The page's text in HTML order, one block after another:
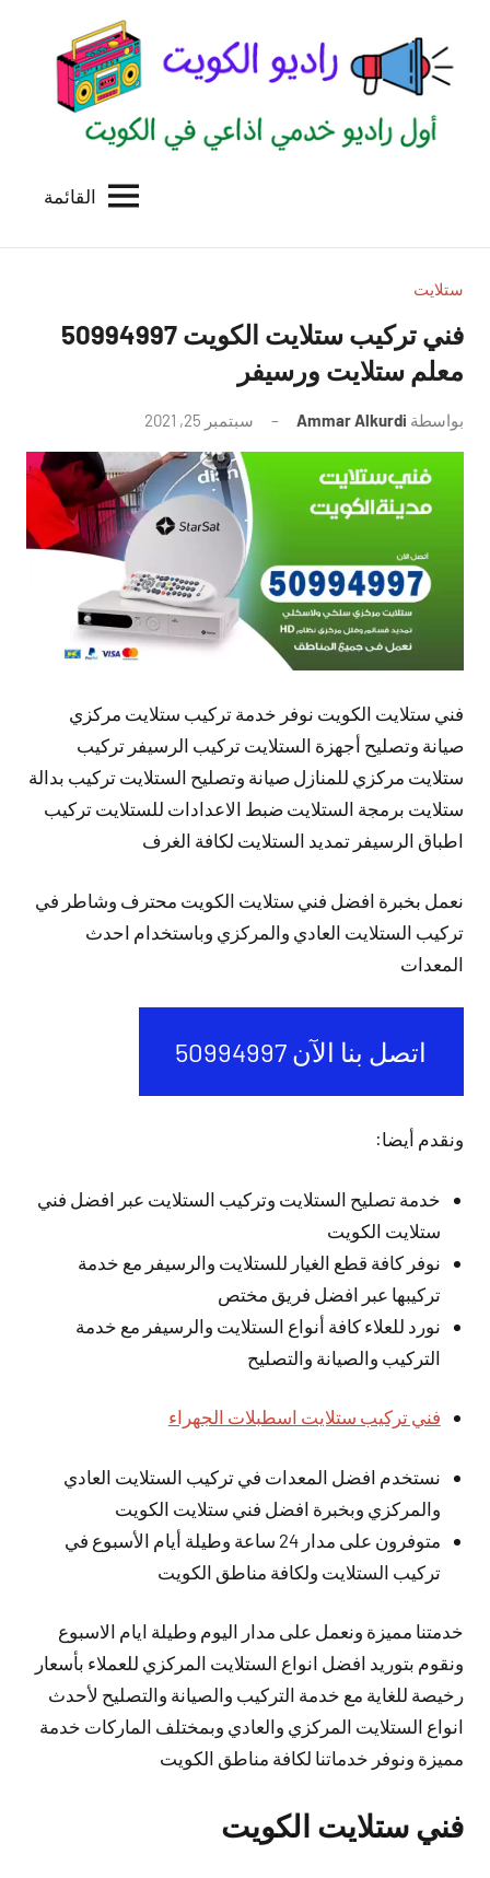
المحتوى
الكويت
للاعلانات
بالكويت
القائمة
ستلايت
فني تركيب ستلايت الكويت 50994997
معلم ستلايت ورسيفر
بواسطة Ammar Alkurdi سبتمبر 25, 2021
توجد
تعليقات
فني ستلايت الكويت نوفر خدمة تركيب ستلايت مركزي
صيانة وتصليح أجهزة الستلايت تركيب الرسيفر تركيب
ستلايت مركزي للمنازل صيانة وتصليح الستلايت تركيب بدالة
ستلايت برمجة الستلايت ضبط الاعدادات للستلايت تركيب
اطباق الرسيفر تمديد الستلايت لكافة الغرف
نعمل بخبرة افضل فني ستلايت الكويت محترف وشاطر في
تركيب الستلايت العادي والمركزي وباستخدام احدث
المعدات
اتصل بنا الآن 50994997
ونقدم أيضا:
خدمة تصليح الستلايت وتركيب الستلايت عبر افضل فني
ستلايت الكويت
نوفر كافة قطع الغيار للستلايت والرسيفر مع خدمة
تركيبها عبر افضل فريق مختص
نورد للعلاء كافة أنواع الستلايت والرسيفر مع خدمة
التركيب والصيانة والتصليح
فني تركيب ستلايت اسطبلات الجهراء
نستخدم افضل المعدات في تركيب الستلايت العادي
والمركزي وبخبرة افضل فني ستلايت الكويت
متوفرون على مدار 24 ساعة وطيلة أيام الأسبوع في
تركيب الستلايت ولكافة مناطق الكويت
خدمتنا مميزة ونعمل على مدار اليوم وطيلة ايام الاسبوع
ونقوم بتوريد افضل انواع الستلايت المركزي للعملاء بأسعار
رخيصة للغاية مع خدمة التركيب والصيانة والتصليح لأحدث
انواع الستلايت المركزي والعادي وبمختلف الماركات خدمة
مميزة ونوفر خدماتنا لكافة مناطق الكويت
فني ستلايت الكويت